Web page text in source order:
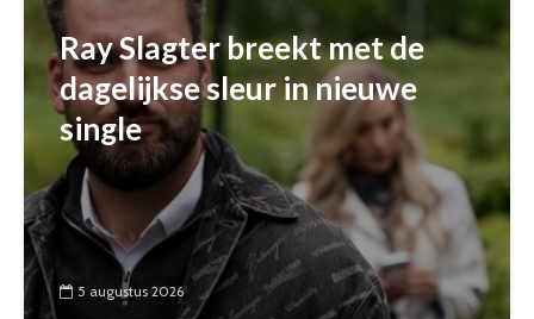
Ray Slagter breekt met de
dagelijkse sleur in nieuwe
single
5 augustus 2026